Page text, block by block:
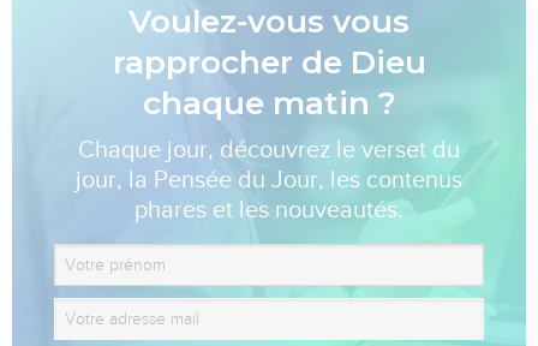
Voulez-vous vous
rapprocher de Dieu
chaque matin ?
Chaque jour, découvrez le verset du
jour, la Pensée du Jour, les contenus
phares et les nouveautés.